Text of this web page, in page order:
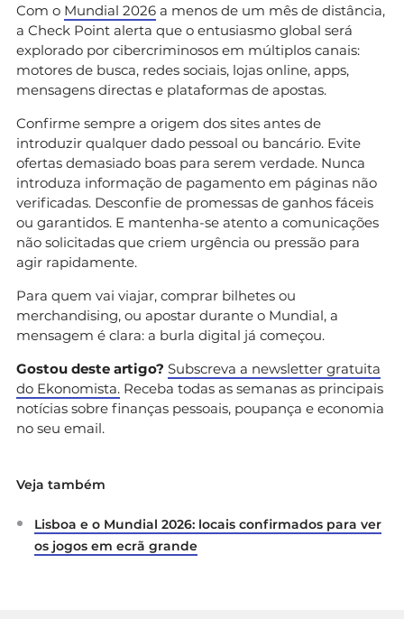
Com o Mundial 2026 a menos de um mês de distância,
a Check Point alerta que o entusiasmo global será
explorado por cibercriminosos em múltiplos canais:
motores de busca, redes sociais, lojas online, apps,
mensagens directas e plataformas de apostas.
Confirme sempre a origem dos sites antes de
introduzir qualquer dado pessoal ou bancário. Evite
ofertas demasiado boas para serem verdade. Nunca
introduza informação de pagamento em páginas não
verificadas. Desconfie de promessas de ganhos fáceis
ou garantidos. E mantenha-se atento a comunicações
não solicitadas que criem urgência ou pressão para
agir rapidamente.
Para quem vai viajar, comprar bilhetes ou
merchandising, ou apostar durante o Mundial, a
mensagem é clara: a burla digital já começou.
Gostou deste artigo? Subscreva a newsletter gratuita
do Ekonomista. Receba todas as semanas as principais
notícias sobre finanças pessoais, poupança e economia
no seu email.
Veja também
Lisboa e o Mundial 2026: locais confirmados para ver
os jogos em ecrã grande